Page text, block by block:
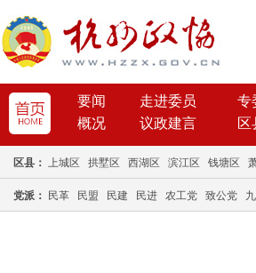
要闻 走进委员
专
概况
议政建言 区
区县： 上城区 拱墅区 西湖区 滨江区 钱塘区
党派： 民革 民盟 民建 民进 农工党 致公党